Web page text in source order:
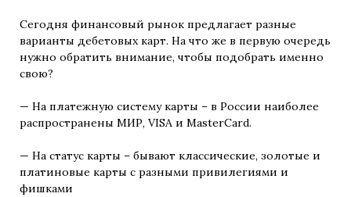
Сегодня финансовый рынок предлагает разные
варианты дебетовых карт. На что же в первую очередь
нужно обратить внимание, чтобы подобрать именно
свою?
— На платежную систему карты – в России наиболее
распространены МИР, VISA и MasterCard.
— На статус карты – бывают классические, золотые и
платиновые карты с разными привилегиями и
фишками